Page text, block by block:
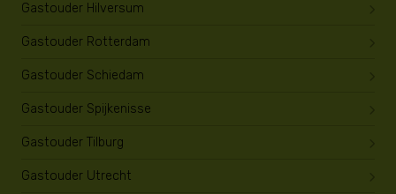
Gastouder Hilversum
Gastouder Rotterdam
Gastouder Schiedam
Gastouder Spijkenisse
Gastouder Tilburg
Gastouder Utrecht